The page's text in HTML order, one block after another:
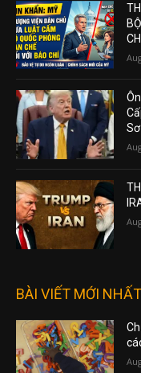
CHÍ
BÀI VIẾT MỚI NHẤT